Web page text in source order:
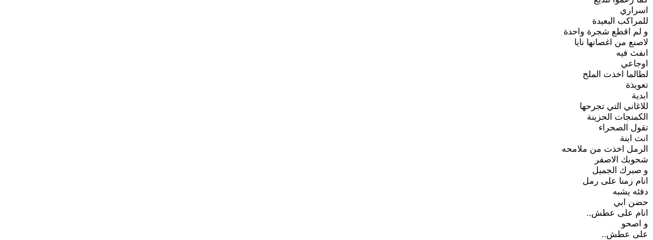
اسراري
للمراكب البعيدة
و لم اقطع شجرة واحدة
لاصنع من اغصانها نايا
انفث فيه
اوجاعي
لطالما اخذت الملح
تعويذة
ابدية
للاغاني التي تجرحها
الكمنجات الحزينة
تقول الصحراء
انت ابنة
الرمل اخذت من ملامحه
شحوبك الاصفر
و صبرك الجميل
انام زمنا على رمل
دفئه يشبه
حضن ابي
انام على عطش..
و اصحو
على عطش..